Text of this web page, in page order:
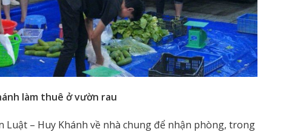
làm thuê ở vườn rau
Luật – Huy Khánh về nhà chung để nhận phòng, trong